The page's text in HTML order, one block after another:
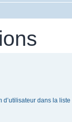
d’utilisateur dans la liste